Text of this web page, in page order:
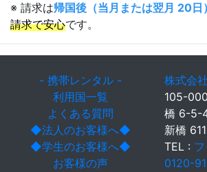
※ 請求は帰国後（当月または翌月 20日）
請求で安心です。
- 携帯レンタル -
利用国一覧
よくある質問
◆法人のお客様へ◆
◆学生のお客様へ◆
お客様の声
株式会
105-
橋 6-5-
新橋 611
TEL :
0120-